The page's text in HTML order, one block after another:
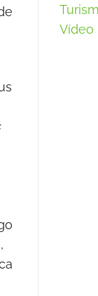
Vídeo